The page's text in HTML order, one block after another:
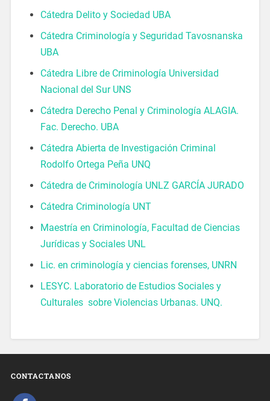
Cátedra Delito y Sociedad UBA
Cátedra Criminología y Seguridad Tavosnanska
UBA
Cátedra Libre de Criminología Universidad
Nacional del Sur UNS
Cátedra Derecho Penal y Criminología ALAGIA.
Fac. Derecho. UBA
Cátedra Abierta de Investigación Criminal
Rodolfo Ortega Peña UNQ
Cátedra de Criminología UNLZ GARCÍA JURADO
Cátedra Criminología UNT
Maestría en Criminología, Facultad de Ciencias
Jurídicas y Sociales UNL
Lic. en criminología y ciencias forenses, UNRN
LESYC. Laboratorio de Estudios Sociales y
Culturales sobre Violencias Urbanas. UNQ.
CONTACTANOS